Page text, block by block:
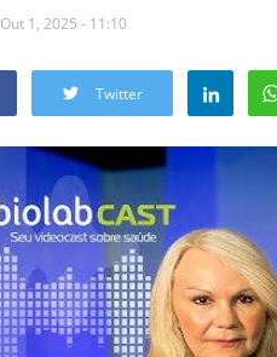
Out 1, 2025 - 11:10
Twitter